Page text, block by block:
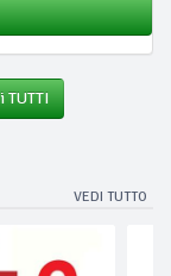
VEDI TUTTO